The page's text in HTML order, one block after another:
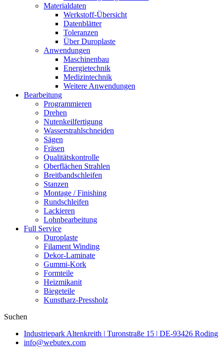
Materialdaten
Werkstoff-Übersicht
Datenblätter
Toleranzen
Über Duroplaste
Anwendungen
Maschinenbau
Energietechnik
Medizintechnik
Weitere Anwendungen
Bearbeitung
Programmieren
Drehen
Nutenkeilfertigung
Wasserstrahlschneiden
Sägen
Fräsen
Qualitätskontrolle
Oberflächen Strahlen
Breitbandschleifen
Stanzen
Montage / Finishing
Rundschleifen
Lackieren
Lohnbearbeitung
Full Service
Duroplaste
Filament Winding
Dekor-Laminate
Gummi-Kork
Formteile
Heizmikanit
Biegeteile
Kunstharz-Pressholz
Suchen
Industriepark Altenkreith | Turonstraße 15 | DE-93426 Roding
info@webutex.com